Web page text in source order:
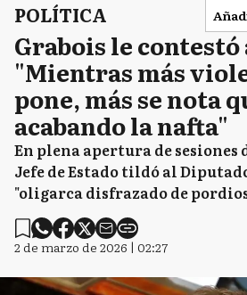
POLÍTICA
Grabois le
"Mientras más
pone, más se nota
acabando la nafta"
En plena apertura de sesiones
Jefe de Estado tildó al
"oligarca disfrazado de
2 de marzo de 2026 | 02:27